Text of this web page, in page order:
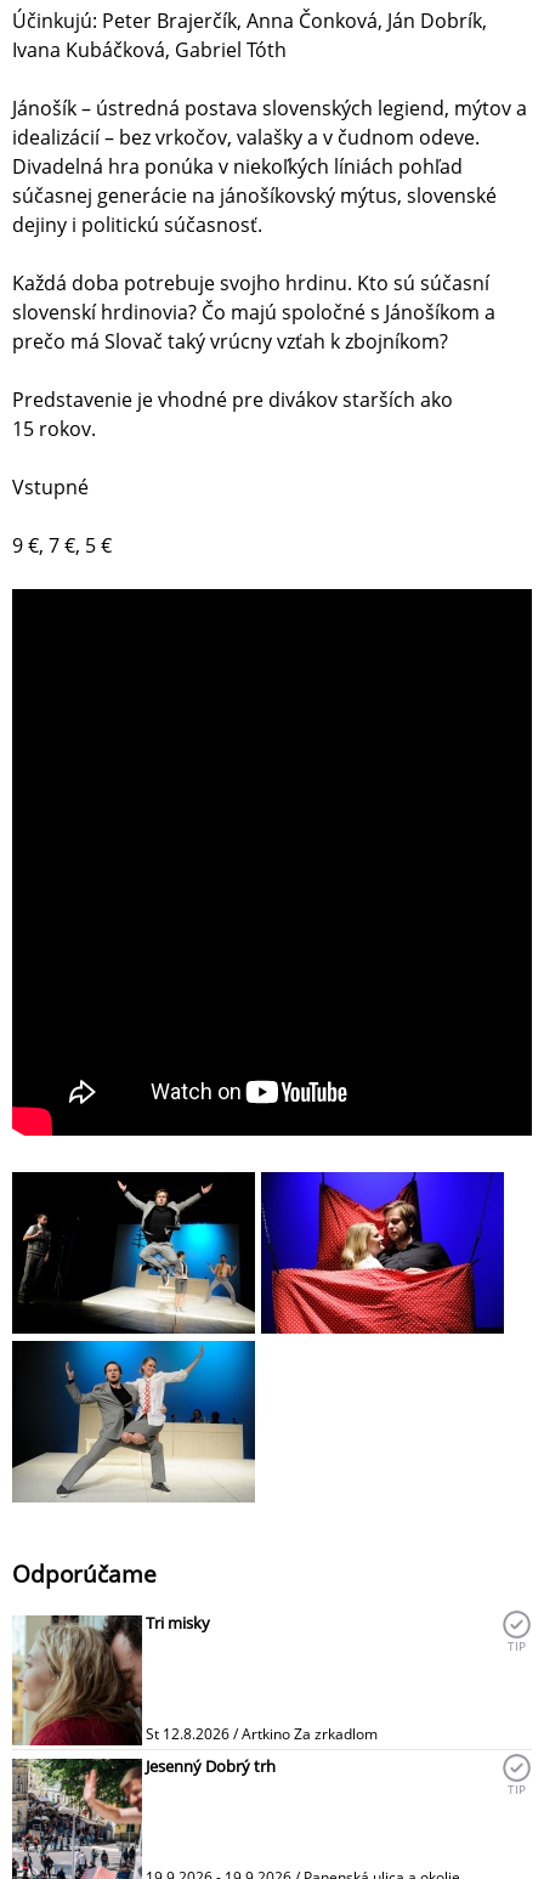
Účinkujú: Peter Brajerčík, Anna Čonková, Ján Dobrík,
Ivana Kubáčková, Gabriel Tóth
Jánošík – ústredná postava slovenských legiend, mýtov a
idealizácií – bez vrkočov, valašky a v čudnom odeve.
Divadelná hra ponúka v niekoľkých líniách pohľad
súčasnej generácie na jánošíkovský mýtus, slovenské
dejiny i politickú súčasnosť.
Každá doba potrebuje svojho hrdinu. Kto sú súčasní
slovenskí hrdinovia? Čo majú spoločné s Jánošíkom a
prečo má Slovač taký vrúcny vzťah k zbojníkom?
Predstavenie je vhodné pre divákov starších ako
15 rokov.
Vstupné
9 €, 7 €, 5 €
Odporúčame
Tri misky
St 12.8.2026 / Artkino Za zrkadlom
TIP
Jesenný Dobrý trh
TIP